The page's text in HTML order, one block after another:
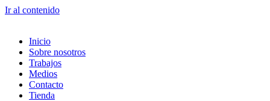
Ir al contenido
Inicio
Sobre nosotros
Trabajos
Medios
Contacto
Tienda